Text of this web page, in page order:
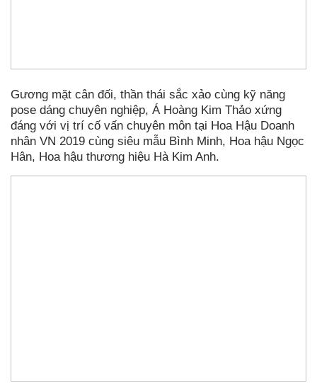
Gương mặt cân đối, thần thái sắc xảo cùng kỹ năng
pose dáng chuyên nghiệp, Á Hoàng Kim Thảo xứng
đáng với vị trí cố vấn chuyên môn tại Hoa Hậu Doanh
nhân VN 2019 cùng siêu mẫu Bình Minh, Hoa hậu Ngọc
Hân, Hoa hậu thương hiệu Hà Kim Anh.